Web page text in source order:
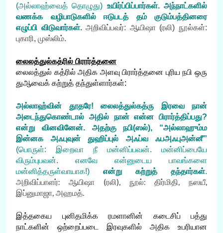
(அல்லாஹ்வைத் தொழுது) உயிர்ப்பிப்பார்கள். அந்நாட்களில்
வணக்க வழிபாடுகளில் ஈடுபடத் தம் குடும்பத்தினரை
எழுப்பி விடுவார்கள்.அறிவிப்பவர்: ஆயிஷா (ரலி) நூல்கள்:
புகாரி, முஸ்லிம்.
லைலத்துல்கத்ரில் பிரார்த்தனை
லைலத்துல் கத்ரில் அதிக அளவு பிரார்த்தனை புரிய நபி ஒரு
துஆவைக் கற்றுத் தந்துள்ளார்கள்:
அல்லாஹ்வின் தூதரே! லைலத்துல்கத்ரு இரவை நான்
அடைந்துகொண்டால் அதில் நான் என்ன பிரார்த்திப்பது?
என்று வினவினேன். அதற்கு நபி(ஸல்), “அல்லாஹும்ம
இன்னக அஃபுவுன் துஹிப்புல் அஃப்வ ஃபஅஃபுஅன்னீ”
(பொருள்: இறைவா நீ மன்னிப்பவன். மன்னிப்பையே
விரும்புபவன். எனவே என்னுடைய பாவங்களை
மன்னித்தருள்வாயாக!) என்று கற்றுத் தந்தார்கள்.
அறிவிப்பாளர்: ஆயிஷா (ரலி), நூல்: திர்மிதி, நஸயீ,
இப்னுமாஜா, அஹமத்.
இத்தகைய புனிதமிக்க ரமளானின் கடைசிப் பத்து
நாட்களின் ஒற்றைப்படை இரவுகளில் அதிக உபரியான